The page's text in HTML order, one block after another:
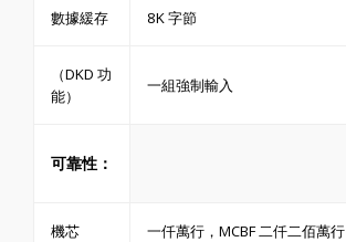
數據緩存 8K 字節
（DKD 功
能）
一組強制輸入
可靠性：
機芯 一仟萬行，MCBF 二仟二佰萬行